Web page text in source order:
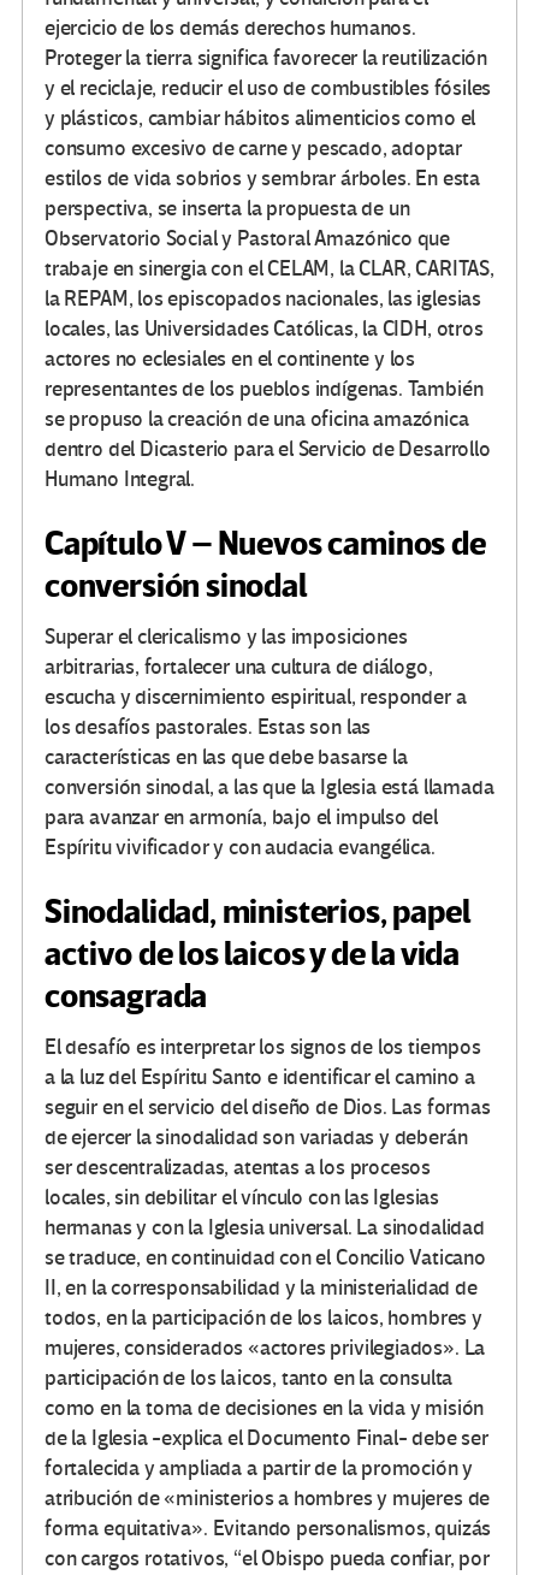
ejercicio de los demás derechos humanos.
Proteger la tierra significa favorecer la reutilización
y el reciclaje, reducir el uso de combustibles fósiles
y plásticos, cambiar hábitos alimenticios como el
consumo excesivo de carne y pescado, adoptar
estilos de vida sobrios y sembrar árboles. En esta
perspectiva, se inserta la propuesta de un
Observatorio Social y Pastoral Amazónico que
trabaje en sinergia con el CELAM, la CLAR, CARITAS,
la REPAM, los episcopados nacionales, las iglesias
locales, las Universidades Católicas, la CIDH, otros
actores no eclesiales en el continente y los
representantes de los pueblos indígenas. También
se propuso la creación de una oficina amazónica
dentro del Dicasterio para el Servicio de Desarrollo
Humano Integral.
Capítulo V – Nuevos caminos de
conversión sinodal
Superar el clericalismo y las imposiciones
arbitrarias, fortalecer una cultura de diálogo,
escucha y discernimiento espiritual, responder a
los desafíos pastorales. Estas son las
características en las que debe basarse la
conversión sinodal, a las que la Iglesia está llamada
para avanzar en armonía, bajo el impulso del
Espíritu vivificador y con audacia evangélica.
Sinodalidad, ministerios, papel
activo de los laicos y de la vida
consagrada
El desafío es interpretar los signos de los tiempos
a la luz del Espíritu Santo e identificar el camino a
seguir en el servicio del diseño de Dios. Las formas
de ejercer la sinodalidad son variadas y deberán
ser descentralizadas, atentas a los procesos
locales, sin debilitar el vínculo con las Iglesias
hermanas y con la Iglesia universal. La sinodalidad
se traduce, en continuidad con el Concilio Vaticano
II, en la corresponsabilidad y la ministerialidad de
todos, en la participación de los laicos, hombres y
mujeres, considerados «actores privilegiados». La
participación de los laicos, tanto en la consulta
como en la toma de decisiones en la vida y misión
de la Iglesia -explica el Documento Final- debe ser
fortalecida y ampliada a partir de la promoción y
atribución de «ministerios a hombres y mujeres de
forma equitativa». Evitando personalismos, quizás
con cargos rotativos, “el Obispo pueda confiar, por